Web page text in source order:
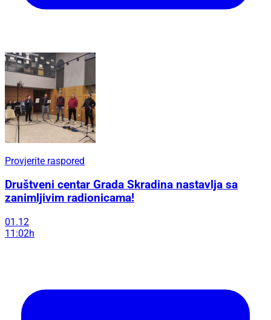
Provjerite raspored
Društveni centar Grada Skradina nastavlja sa
zanimljivim radionicama!
01.12
11:02h